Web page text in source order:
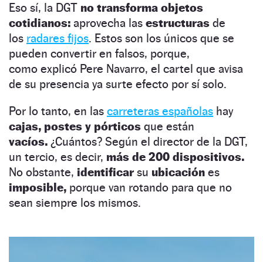
Eso sí, la DGT no transforma objetos
cotidianos: aprovecha las estructuras de
los radares fijos. Estos son los únicos que se
pueden convertir en falsos, porque,
como explicó Pere Navarro, el cartel que avisa
de su presencia ya surte efecto por sí solo.
Por lo tanto, en las carreteras españolas hay
cajas, postes y pórticos que están
vacíos. ¿Cuántos? Según el director de la DGT,
un tercio, es decir, más de 200 dispositivos.
No obstante, identificarsu ubicación es
imposible, porque van rotando para que no
sean siempre los mismos.